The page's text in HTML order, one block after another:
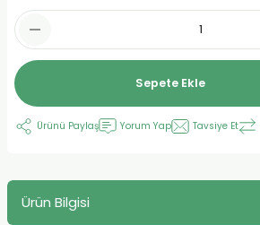
Sepete Ekle
Ürünü Paylaş Yorum Yap Tavsiye Et
Ürün Bilgisi